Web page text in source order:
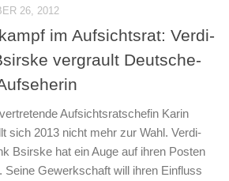
26, 2012
im Aufsichtsrat: Verdi-
vergrault Deutsche-
Aufsichtsratschefin Karin
sich 2013 nicht mehr zur Wahl. Verdi-
Bsirske hat ein Auge auf ihren Posten
Seine Gewerkschaft will ihren Einfluss